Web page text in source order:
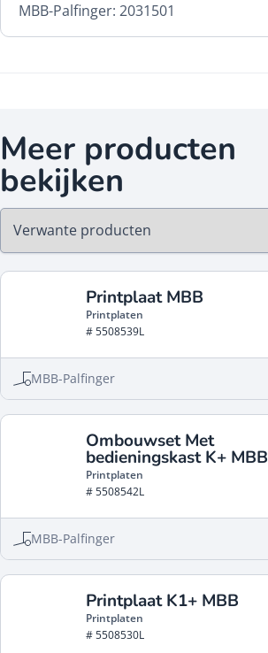
MBB-Palfinger: 2031501
Meer producten
bekijken
Printplaat MBB
Printplaten
# 5508539L
MBB-Palfinger
Ombouwset Met
bedieningskast K+ MBB
Printplaten
# 5508542L
MBB-Palfinger
Printplaat K1+ MBB
Printplaten
# 5508530L